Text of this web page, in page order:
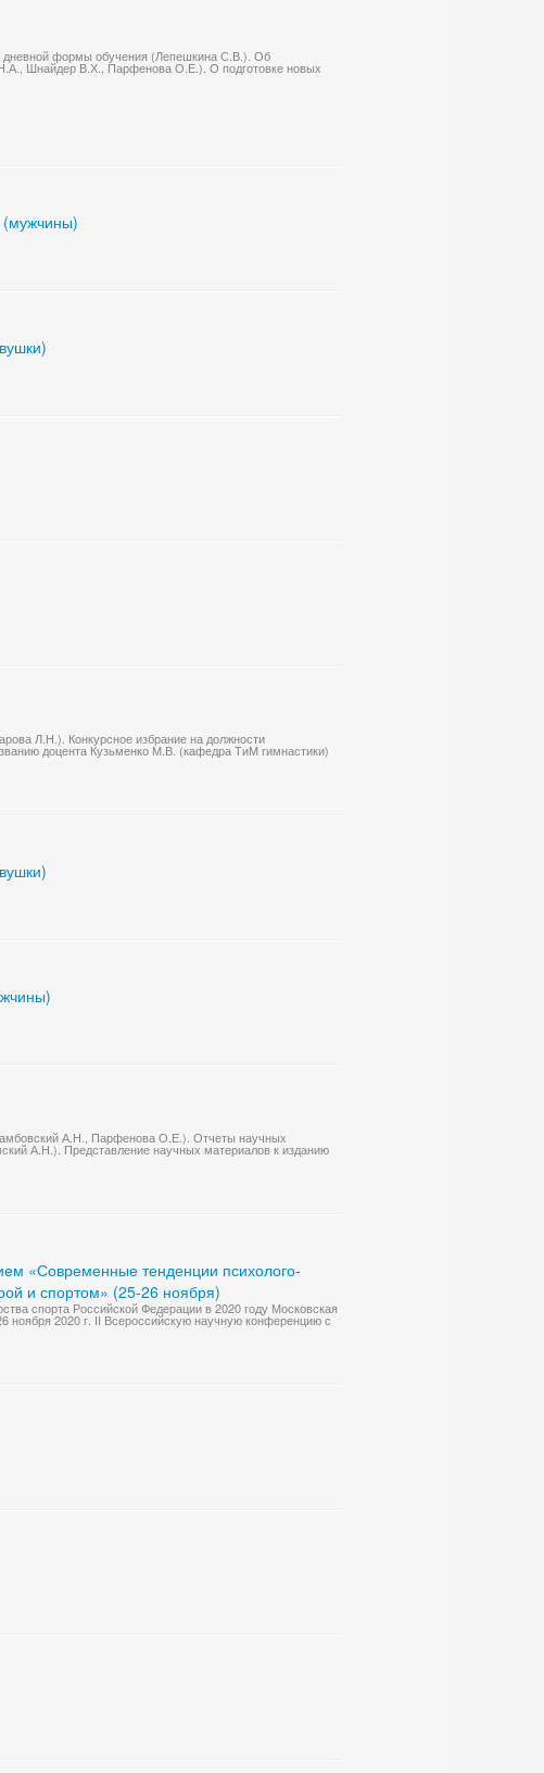
дневной формы обучения (Лепешкина С.В.). Об
Шнайдер В.Х., Парфенова О.Е.). О подготовке новых
(мужчины)
Л.Н.). Конкурсное избрание на должности
доцента Кузьменко М.В. (кафедра ТиМ гимнастики)
А.Н., Парфенова О.Е.). Отчеты научных
А.Н.). Представление научных материалов к изданию
«Современные тенденции психолого-
и спортом» (25-26 ноября)
спорта Российской Федерации в 2020 году Московская
2020 г. II Всероссийскую научную конференцию с